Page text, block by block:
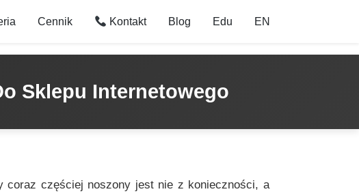
Cennik Kontakt Blog Edu EN
Sklepu Internetowego
coraz częściej noszony jest nie z konieczności, a